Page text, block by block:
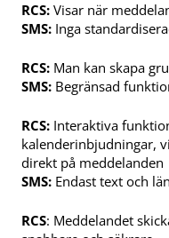
RCS: Visar när
SMS: Inga
RCS: Man kan skapa
SMS: Begränsad
RCS: Interaktiva
kalenderinbjudningar,
direkt på meddelanden
SMS: Endast text och
RCS: Meddelandet